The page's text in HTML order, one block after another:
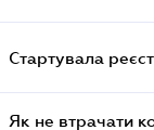
Стартувала
Як не втрачати